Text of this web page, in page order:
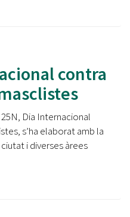
contra
Dia Internacional
s’ha elaborat amb la
i diverses àrees